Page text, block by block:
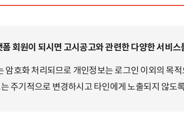
회원이 되시면 고시공고와 관련한 다양한 서비스
암호화 처리되므로 개인정보는 로그인 이외의 목
주기적으로 변경하시고 타인에게 노출되지 않도